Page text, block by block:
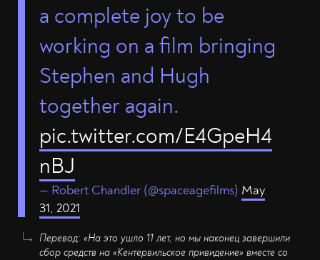
a complete joy to be
working on a film bringing
Stephen and Hugh
together again.
pic.twitter.com/E4GpeH4
nBJ
— Robert Chandler (@spaceagefilms) May
31, 2021
Перевод: «На это ушло 11 лет, но мы наконец завершили
сбор средств на «Кентервильское привидение» вместе со